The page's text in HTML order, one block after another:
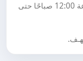
Brands خلال جميع أيام الأسبوع من الساعة 12:00 صباحًا حتى